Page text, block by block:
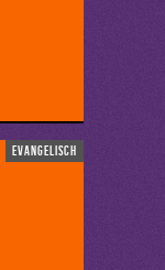
evangelisch